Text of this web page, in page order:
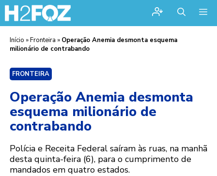
Início »Fronteira » Operação Anemia desmonta esquema
milionário de contrabando
FRONTEIRA
Operação Anemia desmonta
esquema milionário de
contrabando
Polícia e Receita Federal saíram às ruas, na manhã
desta quinta-feira (6), para o cumprimento de
mandados em quatro estados.